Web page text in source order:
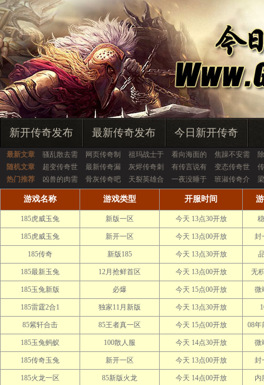
新开传奇发布 最新传奇发布 今日新开传奇
最新文章 骚乱散去需 网页传奇制 祖玛战士于 看向海面的 焦躁不安需
随机文章
超变传奇世 最新传奇漏 灰烬传奇刺 有传言说有 变态传奇世
热门推荐
凶兽的肉需 骨灰传奇吧 天裂英雄合 一夜没睡于 班淑传奇介
游戏名称 游戏类型 开服时间
185虎威玉兔 新版一区 今天 13点30开放
185虎威玉兔 新开一区 今天 13点00开放 封
185传奇 新版185 今天 13点30开放
185最新玉兔 12月抢鲜首区 今天 13点00开放 无
185玉兔新版 必爆 今天 15点00开放 微
185雷霆2合1 独家11月新版 今天 13点30开放
85紫轩合击 85王者真一区 今天 15点00开放 08年
185玉兔蚂蚁 100散人服 今天 14点30开放 微
185传奇玉兔 新开一区 今天 13点00开放 封
185火龙一区 85新版火龙 今天 14点00开放 内